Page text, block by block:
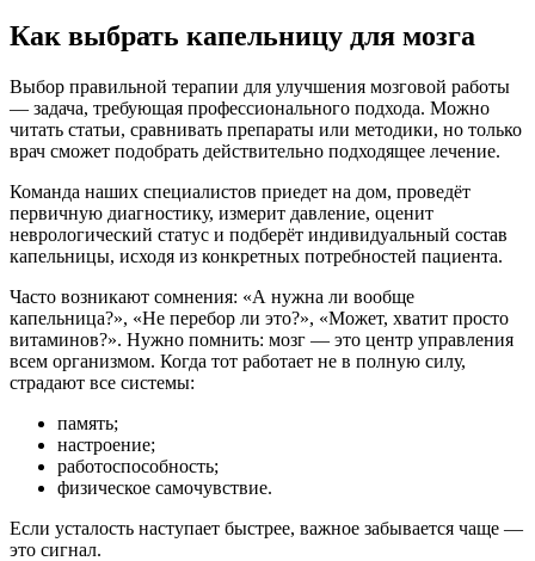
Как выбрать капельницу для мозга
Выбор правильной терапии для улучшения мозговой работы
— задача, требующая профессионального подхода. Можно
читать статьи, сравнивать препараты или методики, но только
врач сможет подобрать действительно подходящее лечение.
Команда наших специалистов приедет на дом, проведёт
первичную диагностику, измерит давление, оценит
неврологический статус и подберёт индивидуальный состав
капельницы, исходя из конкретных потребностей пациента.
Часто возникают сомнения: «А нужна ли вообще
капельница?», «Не перебор ли это?», «Может, хватит просто
витаминов?». Нужно помнить: мозг — это центр управления
всем организмом. Когда тот работает не в полную силу,
страдают все системы:
память;
настроение;
работоспособность;
физическое самочувствие.
Если усталость наступает быстрее, важное забывается чаще —
это сигнал.